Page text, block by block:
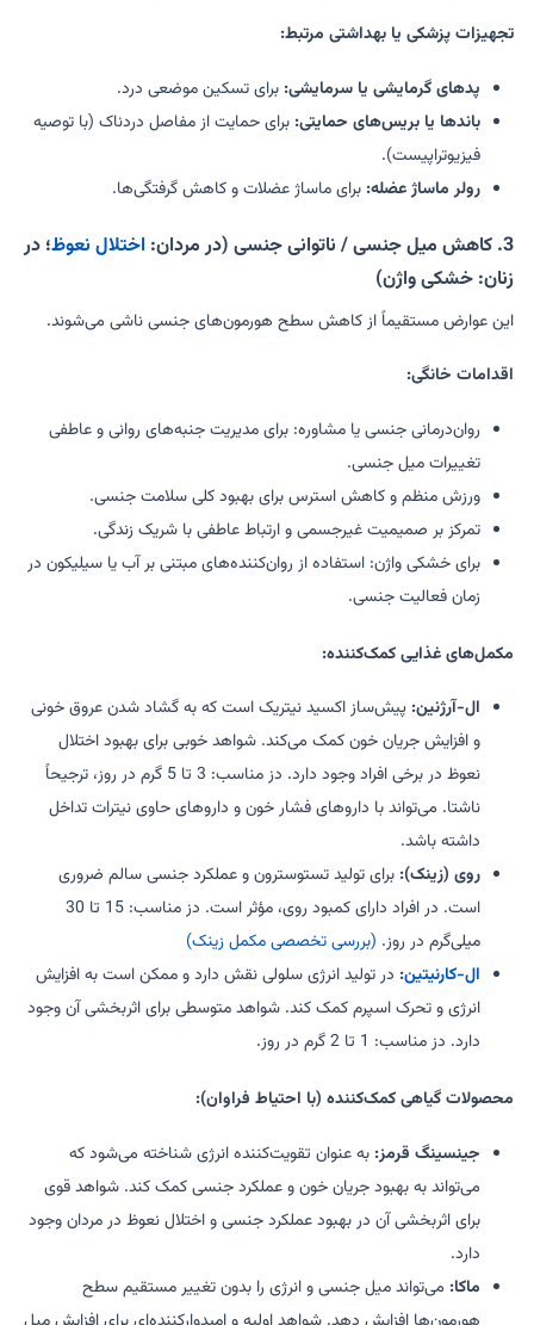
تجهیزات پزشکی یا بهداشتی مرتبط:
پدهای گرمایشی یا سرمایشی: برای تسکین موضعی درد.
باندها یا بریس‌های حمایتی: برای حمایت از مفاصل دردناک (با توصیه
فیزیوتراپیست).
رولر ماساژ عضله: برای ماساژ عضلات و کاهش گرفتگی‌ها.
3. کاهش میل جنسی / ناتوانی جنسی (در مردان: اختلال نعوظ؛ در
زنان: خشکی واژن)
این عوارض مستقیماً از کاهش سطح هورمون‌های جنسی ناشی می‌شوند.
اقدامات خانگی:
روان‌درمانی جنسی یا مشاوره: برای مدیریت جنبه‌های روانی و عاطفی
تغییرات میل جنسی.
ورزش منظم و کاهش استرس برای بهبود کلی سلامت جنسی.
تمرکز بر صمیمیت غیرجسمی و ارتباط عاطفی با شریک زندگی.
برای خشکی واژن: استفاده از روان‌کننده‌های مبتنی بر آب یا سیلیکون در
زمان فعالیت جنسی.
مکمل‌های غذایی کمک‌کننده:
ال-آرژنین: پیش‌ساز اکسید نیتریک است که به گشاد شدن عروق خونی
و افزایش جریان خون کمک می‌کند. شواهد خوبی برای بهبود اختلال
نعوظ در برخی افراد وجود دارد. دز مناسب: 3 تا 5 گرم در روز، ترجیحاً
ناشتا. می‌تواند با داروهای فشار خون و داروهای حاوی نیترات تداخل
داشته باشد.
روی (زینک): برای تولید تستوسترون و عملکرد جنسی سالم ضروری
است. در افراد دارای کمبود روی، مؤثر است. دز مناسب: 15 تا 30
میلی‌گرم در روز. (بررسی تخصصی مکمل زینک)
ال-کارنیتین: در تولید انرژی سلولی نقش دارد و ممکن است به افزایش
انرژی و تحرک اسپرم کمک کند. شواهد متوسطی برای اثربخشی آن وجود
دارد. دز مناسب: 1 تا 2 گرم در روز.
محصولات گیاهی کمک‌کننده (با احتیاط فراوان):
جینسینگ قرمز: به عنوان تقویت‌کننده انرژی شناخته می‌شود که
می‌تواند به بهبود جریان خون و عملکرد جنسی کمک کند. شواهد قوی
برای اثربخشی آن در بهبود عملکرد جنسی و اختلال نعوظ در مردان وجود
دارد.
ماکا: می‌تواند میل جنسی و انرژی را بدون تغییر مستقیم سطح